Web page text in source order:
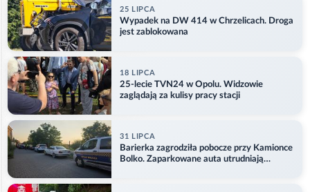
25 LIPCA
Wypadek na DW 414 w Chrzelicach. Droga
jest zablokowana
18 LIPCA
25-lecie TVN24 w Opolu. Widzowie
zaglądają za kulisy pracy stacji
31 LIPCA
Barierka zagrodziła pobocze przy Kamionce
Bolko. Zaparkowane auta utrudniają